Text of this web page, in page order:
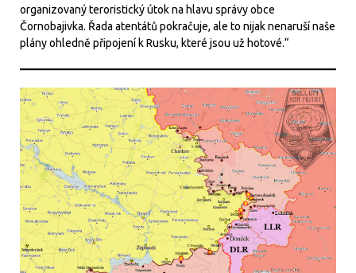
organizovaný teroristický útok na hlavu správy obce
Čornobajivka. Řada atentátů pokračuje, ale to nijak nenaruší naše
plány ohledně připojení k Rusku, které jsou už hotové.“